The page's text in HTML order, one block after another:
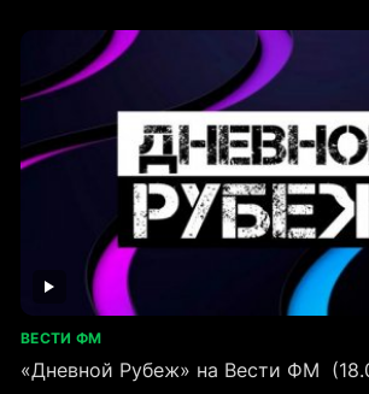
ВЕСТИ ФМ
«Дневной Рубеж» на Вести ФМ